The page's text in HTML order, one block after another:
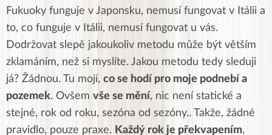
Fukuoky funguje v Japonsku, nemusí fungovat v Itálii a
to, co funguje v Itálii, nemusí fungovat u vás.
Dodržovat slepě jakoukoliv metodu může být větším
zklamáním, než si myslíte. Jakou metodu tedy sleduji
já? Žádnou. Tu mojí, co se hodí pro moje podnebí a
pozemek. Ovšem vše se mění, nic není statické a
stejné, rok od roku, sezóna od sezóny.. Takže, žádné
pravidlo, pouze praxe. Každý rok je překvapením,